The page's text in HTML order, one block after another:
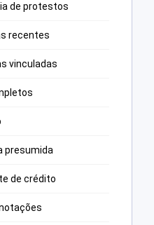
de protestos
recentes
vinculadas
presumida
de crédito